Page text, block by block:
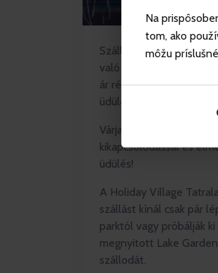
Na
tom, ako
môžu
Szálljon meg, és
való korlátlan belépés
ár részét képező
üdülésének teljes ideje
Várja Önt egy
kikapcsolódással és
üdülés!
A Holiday Village
szállást kínál csak pár
parktól vagy próbálják
megnyitott Lake
szállodát.